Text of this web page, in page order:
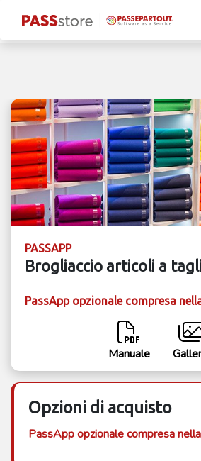
PASSAPP
Brogliaccio articoli a
PassApp opzionale compresa
Manuale
Opzioni di acquisto
PassApp opzionale compresa